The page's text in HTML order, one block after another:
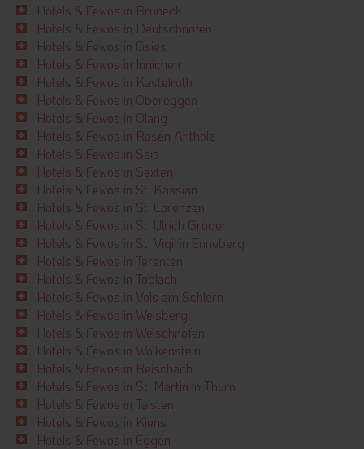
Hotels & Fewos in Bruneck
Hotels & Fewos in Deutschnofen
Hotels & Fewos in Gsies
Hotels & Fewos in Innichen
Hotels & Fewos in Kastelruth
Hotels & Fewos in Obereggen
Hotels & Fewos in Olang
Hotels & Fewos in Rasen Antholz
Hotels & Fewos in Seis
Hotels & Fewos in Sexten
Hotels & Fewos in St. Kassian
Hotels & Fewos in St. Lorenzen
Hotels & Fewos in St. Ulrich Gröden
Hotels & Fewos in St. Vigil in Enneberg
Hotels & Fewos in Terenten
Hotels & Fewos in Toblach
Hotels & Fewos in Völs am Schlern
Hotels & Fewos in Welsberg
Hotels & Fewos in Welschnofen
Hotels & Fewos in Wolkenstein
Hotels & Fewos in Reischach
Hotels & Fewos in St. Martin in Thurn
Hotels & Fewos in Taisten
Hotels & Fewos in Kiens
Hotels & Fewos in Eggen